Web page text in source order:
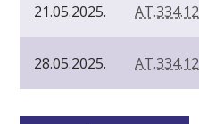
21.05.2025.
28.05.2025.